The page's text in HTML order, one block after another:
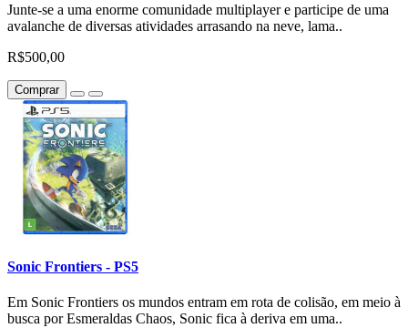
Junte-se a uma enorme comunidade multiplayer e participe de uma
avalanche de diversas atividades arrasando na neve, lama..
R$500,00
Comprar
Sonic Frontiers - PS5
Em Sonic Frontiers os mundos entram em rota de colisão, em meio à
busca por Esmeraldas Chaos, Sonic fica à deriva em uma..